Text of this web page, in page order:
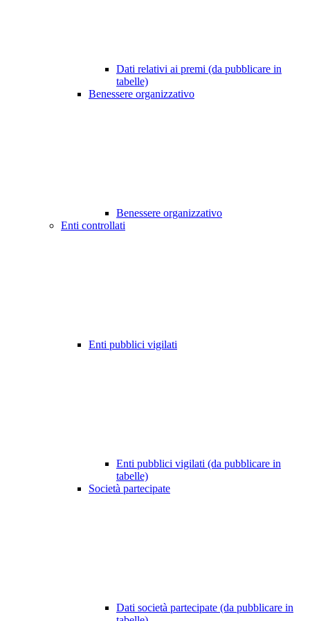
Dati relativi ai premi (da pubblicare in
tabelle)
Benessere organizzativo
Benessere organizzativo
Enti controllati
Enti pubblici vigilati
Enti pubblici vigilati (da pubblicare in
tabelle)
Società partecipate
Dati società partecipate (da pubblicare in